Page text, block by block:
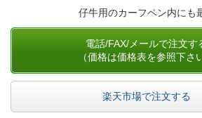
仔牛用のカーフペン内にも
電話/FAX/メールで注文す
（価格は価格表を参照下さ
楽天市場で注文する